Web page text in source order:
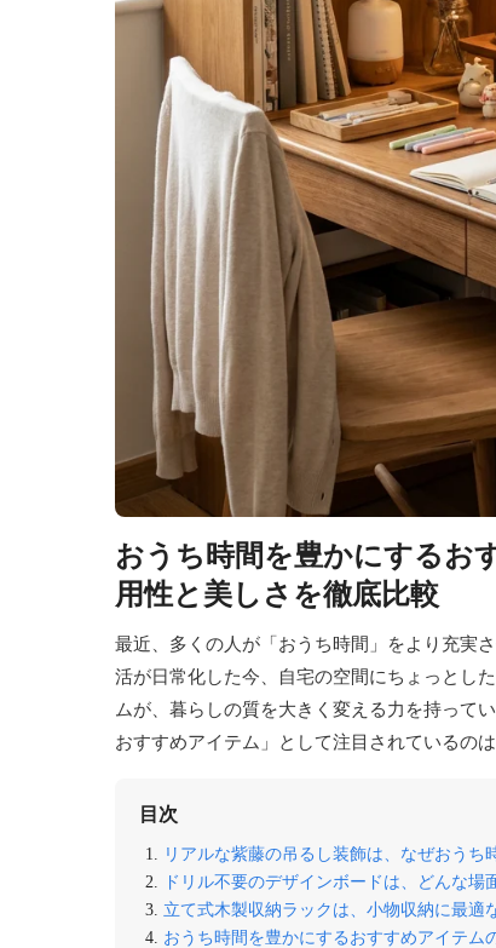
おうち時間を豊かにするお
用性と美しさを徹底比較
最近、多くの人が「おうち時間」をより充実
活が日常化した今、自宅の空間にちょっとし
ムが、暮らしの質を大きく変える力を持って
おすすめアイテム」として注目されているの
目次
リアルな紫藤の吊るし装飾は、なぜおうち
ドリル不要のデザインボードは、どんな場
立て式木製収納ラックは、小物収納に最適
おうち時間を豊かにするおすすめアイテム